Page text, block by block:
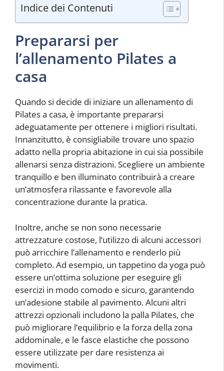
Indice dei Contenuti
Prepararsi per
l’allenamento Pilates a
casa
Quando si decide di iniziare un allenamento di
Pilates a casa, è importante prepararsi
adeguatamente per ottenere i migliori risultati.
Innanzitutto, è consigliabile trovare uno spazio
adatto nella propria abitazione in cui sia possibile
allenarsi senza distrazioni. Scegliere un ambiente
tranquillo e ben illuminato contribuirà a creare
un’atmosfera rilassante e favorevole alla
concentrazione durante la pratica.
Inoltre, anche se non sono necessarie
attrezzature costose, l’utilizzo di alcuni accessori
può arricchire l’allenamento e renderlo più
completo. Ad esempio, un tappetino da yoga può
essere un’ottima soluzione per eseguire gli
esercizi in modo comodo e sicuro, garantendo
un’adesione stabile al pavimento. Alcuni altri
attrezzi opzionali includono la palla Pilates, che
può migliorare l’equilibrio e la forza della zona
addominale, e le fasce elastiche che possono
essere utilizzate per dare resistenza ai
movimenti.